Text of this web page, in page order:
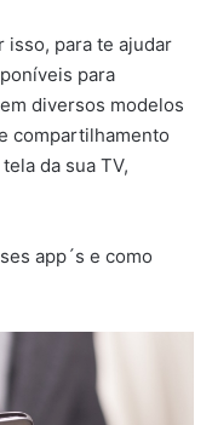
isso, para te ajudar
para
diversos modelos
compartilhamento
da sua TV,
app´s e como